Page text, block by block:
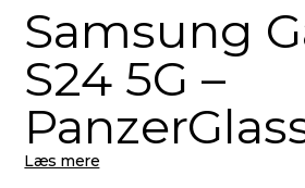
Samsung
S24 5G –
Læs mere